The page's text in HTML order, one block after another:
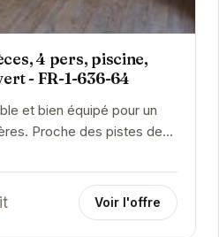
4 pers, piscine,
- FR-1-636-64
et bien équipé pour un
Proche des pistes de
cet appartement offre un...
Voir l'offre